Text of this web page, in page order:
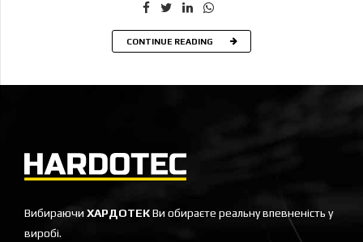
CONTINUE READING
Вибираючи ХАРДОТЕКВи обираєте реальну впевненість у
виробі.